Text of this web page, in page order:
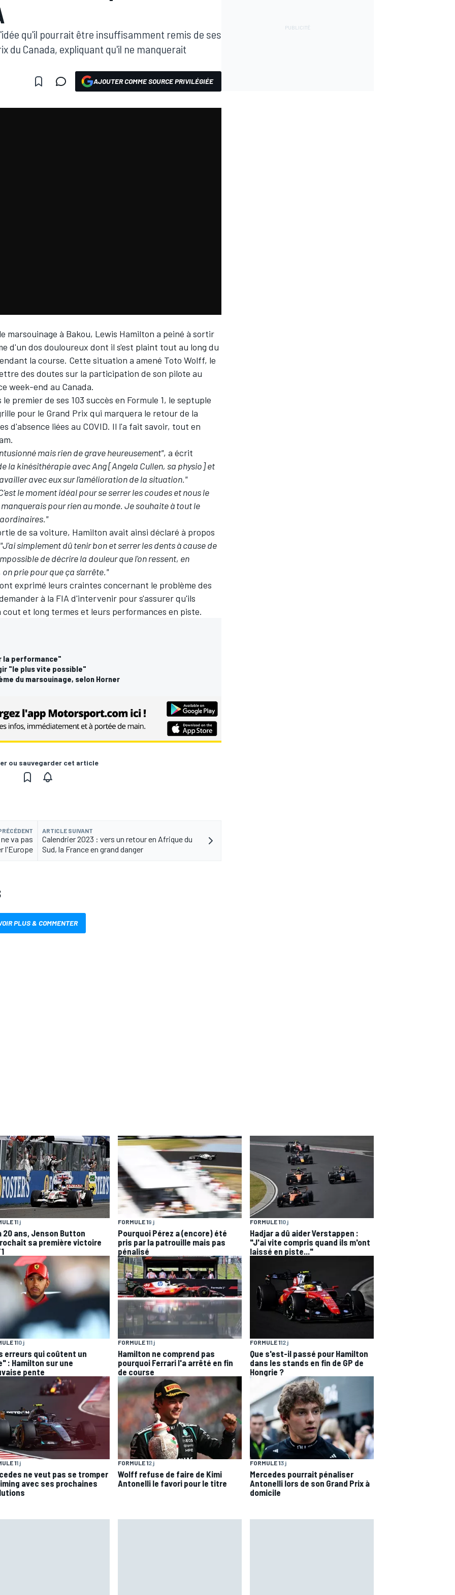
qu'il pourrait être insuffisamment remis de ses
du Canada, expliquant qu'il ne manquerait
AJOUTER COMME SOURCE PRIVILÉGIÉE
marsouinage à Bakou, Lewis Hamilton a peiné à sortir
d'un dos douloureux dont il s'est plaint tout au long du
la course. Cette situation a amené Toto Wolff, le
des doutes sur la participation de son pilote au
week-end au Canada.
premier de ses 103 succès en Formule 1, le septuple
pour le Grand Prix qui marquera le retour de la
d'absence liées au COVID. Il l'a fait savoir, tout en
mais rien de grave heureusement", a écrit
la kinésithérapie avec Ang [Angela Cullen, sa physio] et
avec eux sur l'amélioration de la situation."
le moment idéal pour se serrer les coudes et nous le
pour rien au monde. Je souhaite à tout le
de sa voiture, Hamilton avait ainsi déclaré à propos
"J'ai simplement dû tenir bon et serrer les dents à cause de
de décrire la douleur que l'on ressent, en
prie pour que ça s'arrête."
exprimé leurs craintes concernant le problème des
à la FIA d'intervenir pour s'assurer qu'ils
et long termes et leurs performances en piste.
la performance"
"le plus vite possible"
du marsouinage, selon Horner
ou sauvegarder cet article
va pas
l'Europe
ARTICLE SUIVANT
Calendrier 2023 : vers un retour en Afrique du
Sud, la France en grand danger
PLUS & COMMENTER
11 j
20 ans, Jenson Button
sa première victoire
FORMULE 19 j
Pourquoi Pérez a (encore) été
pris par la patrouille mais pas
pénalisé
FORMULE 110 j
Hadjar a dû aider Verstappen :
"J'ai vite compris quand ils m'ont
laissé en piste..."
110 j
erreurs qui coûtent un
: Hamilton sur une
pente
FORMULE 111 j
Hamilton ne comprend pas
pourquoi Ferrari l'a arrêté en fin
de course
FORMULE 112 j
Que s'est-il passé pour Hamilton
dans les stands en fin de GP de
Hongrie ?
11 j
ne veut pas se tromper
avec ses prochaines
FORMULE 12 j
Wolff refuse de faire de Kimi
Antonelli le favori pour le titre
FORMULE 13 j
Mercedes pourrait pénaliser
Antonelli lors de son Grand Prix à
domicile